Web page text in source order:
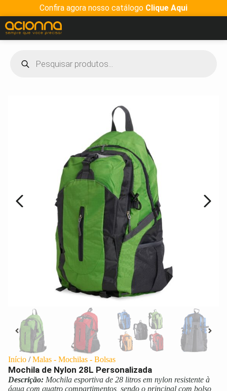
Confira agora nosso catálogo Clique Aqui
Início /Malas - Mochilas - Bolsas
Mochila de Nylon 28L Personalizada
Descrição: Mochila esportiva de 28 litros em nylon resistente à
água com quatro compartimentos, sendo o principal com bolso